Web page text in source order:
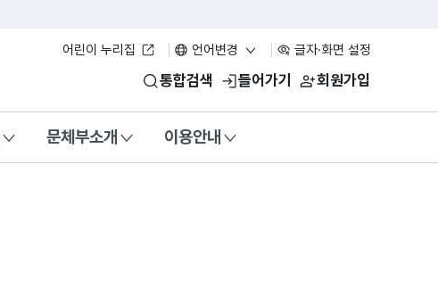
어린이 누리집 언어변경 글자·화면 설정
통합검색 들어가기 회원가입
문체부소개 이용안내